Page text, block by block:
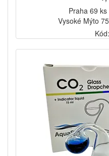
Praha 69
Vysoké Mýto